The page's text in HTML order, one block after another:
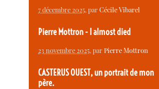
7 décembre 2025, parCécile Vibarel
Pierre Mottron - I almost died
23 novembre 2025, parPierre Mottron
CASTERUS OUEST, un portrait de mon
père.